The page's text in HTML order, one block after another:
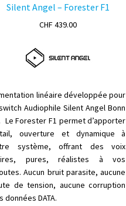
Silent Angel – Forester F1
CHF439.00
linéaire développée pour
Audiophile Silent Angel Bonn
Le Forester F1 permet d’apporter
ouverture et dynamique à
système, offrant des voix
pures, réalistes à vos
Aucun bruit parasite, aucune
de tension, aucune corruption
données DATA.